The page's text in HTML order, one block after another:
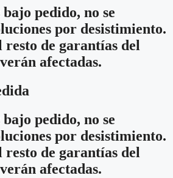
pedido, no se
por desistimiento.
resto de garantías del
afectadas.
pedido, no se
por desistimiento.
resto de garantías del
afectadas.